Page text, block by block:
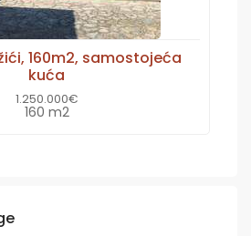
160m2, samostojeća
kuća
1.250.000€
160 m2